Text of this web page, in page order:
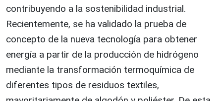
contribuyendo a la sostenibilidad industrial.
Recientemente, se ha validado la prueba de
concepto de la nueva tecnología para obtener
energía a partir de la producción de hidrógeno
mediante la transformación termoquímica de
diferentes tipos de residuos textiles,